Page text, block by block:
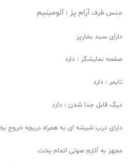
جنس ظرفآرام پز :آلومینیم
دارای سبد بخارپز
صفحه نمایشگر : دارد
تایمر : دارد
دیگ قابل جدا شدن : دارد
دارای درب شیشه ای به همراه دریچه خروج
مجهز به آلارم صوتی اتمام پخت